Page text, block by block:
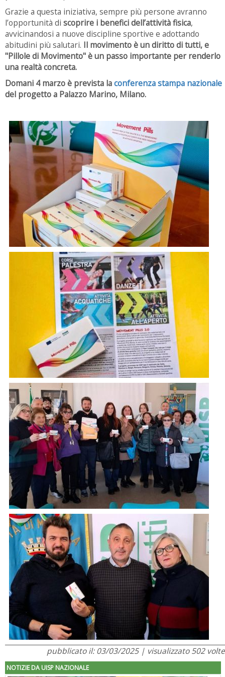
Grazie a questa iniziativa, sempre più persone avranno
l’opportunità di scoprire i benefici dell’attività fisica,
avvicinandosi a nuove discipline sportive e adottando
abitudini più salutari. Il movimento è un diritto di tutti, e
"Pillole di Movimento" è un passo importante per renderlo
una realtà concreta.
Domani 4 marzo è prevista laconferenza stampa nazionale
del progetto a Palazzo Marino, Milano.
pubblicato il: 03/03/2025 | visualizzato 502 volte
NOTIZIE DA UISP NAZIONALE